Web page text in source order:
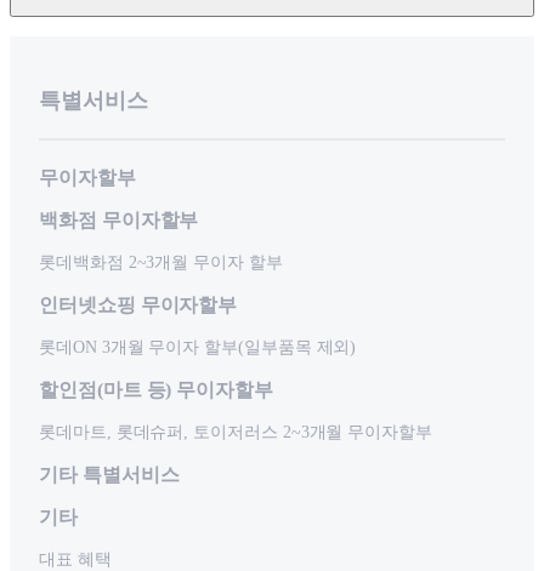
특별서비스
무이자할부
백화점 무이자할부
롯데백화점 2~3개월 무이자 할부
인터넷쇼핑 무이자할부
롯데ON 3개월 무이자 할부(일부품목 제외)
할인점(마트 등) 무이자할부
롯데마트, 롯데슈퍼, 토이저러스 2~3개월 무이자할부
기타 특별서비스
기타
대표 혜택